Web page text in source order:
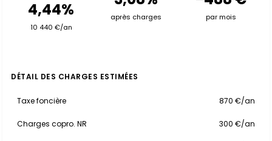
4,44%
10 440 €/an
après charges par mois
DÉTAIL DES CHARGES ESTIMÉES
Taxe foncière 870 €/an
Charges copro. NR 300 €/an